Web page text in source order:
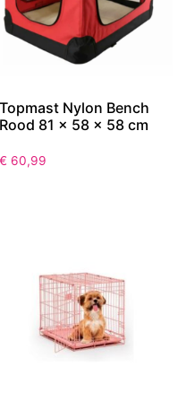
Topmast Nylon Bench
Rood 81 x 58 x 58 cm
€ 60,99